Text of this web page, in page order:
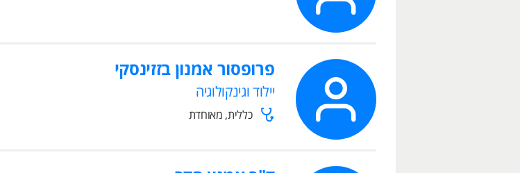
פרופסור אמנון בזזינסקי
יילוד וגינקולוגיה
כללית, מאוחדת